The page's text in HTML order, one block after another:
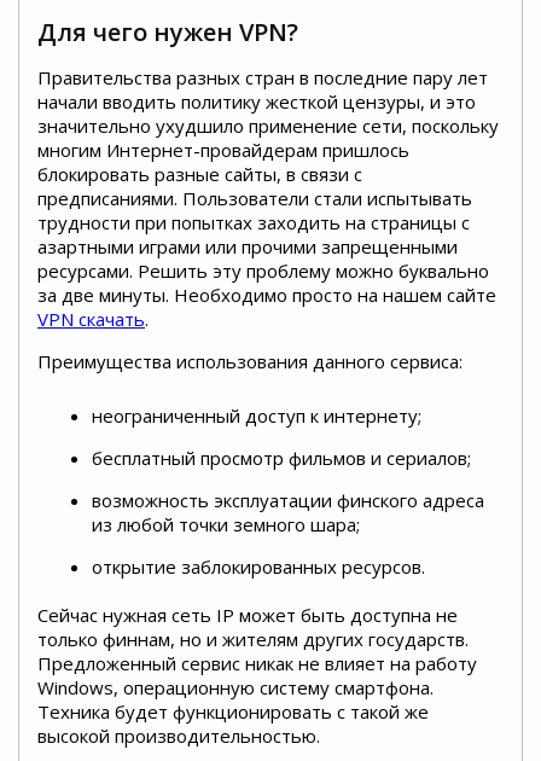
Для чего нужен VPN?
Правительства разных стран в последние пару лет
начали вводить политику жесткой цензуры, и это
значительно ухудшило применение сети, поскольку
многим Интернет-провайдерам пришлось
блокировать разные сайты, в связи с
предписаниями. Пользователи стали испытывать
трудности при попытках заходить на страницы с
азартными играми или прочими запрещенными
ресурсами. Решить эту проблему можно буквально
за две минуты. Необходимо просто на нашем сайте
VPN скачать.
Преимущества использования данного сервиса:
неограниченный доступ к интернету;
бесплатный просмотр фильмов и сериалов;
возможность эксплуатации финского адреса
из любой точки земного шара;
открытие заблокированных ресурсов.
Сейчас нужная сеть IP может быть доступна не
только финнам, но и жителям других государств.
Предложенный сервис никак не влияет на работу
Windows, операционную систему смартфона.
Техника будет функционировать с такой же
высокой производительностью.